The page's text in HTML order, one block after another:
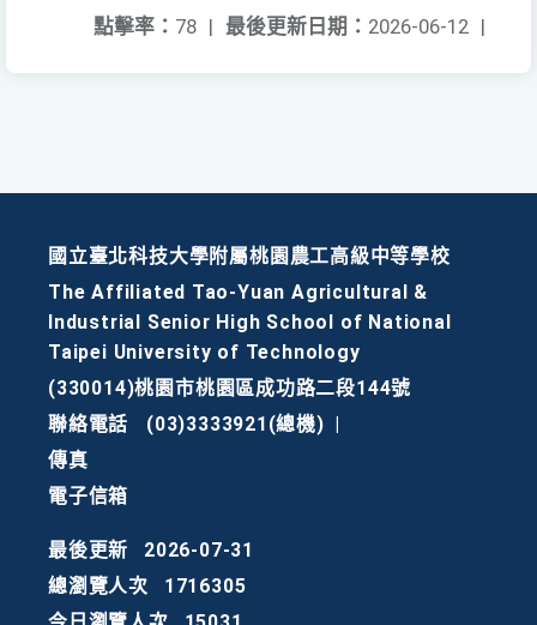
最後更新日期： 2026-06-12 |
點擊率： 78 |
國立臺北科技大學附屬桃園農工高級中等學校
The Affiliated Tao-Yuan Agricultural &
Industrial Senior High School of National
Taipei University of Technology
(330014)桃園市桃園區成功路二段144號
聯絡電話
(03)3333921(總機)
傳真
電子信箱
最後更新
2026-07-31
總瀏覽人次
1716305